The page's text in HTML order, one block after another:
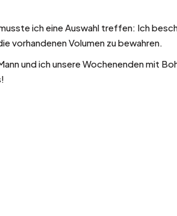
ich eine Auswahl treffen: Ich
vorhandenen Volumen zu bewahren.
und ich unsere Wochenenden mit